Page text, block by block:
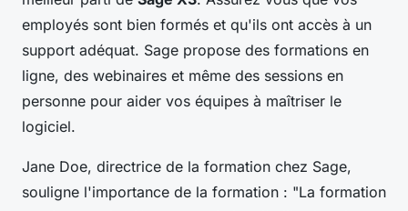
employés sont bien formés et qu'ils ont accès à un
support adéquat. Sage propose des formations en
ligne, des webinaires et même des sessions en
personne pour aider vos équipes à maîtriser le
logiciel.
Jane Doe, directrice de la formation chez Sage,
souligne l'importance de la formation : "La formation